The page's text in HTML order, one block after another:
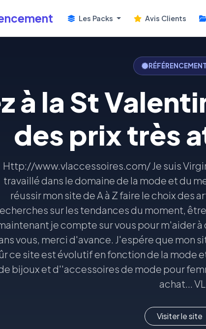
Les Packs Avis Clients
à la St
des prix très
Http://www.vlaccessoires.com/ Je suis
travaillé dans le domaine de la mode et du
réussir mon site de A à Z faire le choix des
sur les tendances du moment,
je compte sur vous pour m'aider
vous, merci d'avance. J'espére que mon
ce site est évolutif en fonction de la mode
bijoux et d''accessoires de mode pour
achat...
Visiter le site